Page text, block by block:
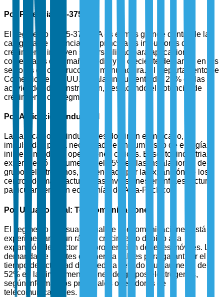
Por Potencia: 75-375 kVA
El segmento de 75-375 kVA es el más grande dentro de la
categoría de potencia. Los principales impulsores del
crecimiento incluyen su versatilidad para aplicaciones
comerciales de tamaño medio y la creciente demanda en los
sectores de construcción y manufactura. El Departamento de
Comercio de EE. UU. señala un aumento del 27% en las
actividades de construcción, destacando el potencial de
crecimiento del segmento.
Por Aplicación: Industrial
Las aplicaciones industriales dominan el mercado,
impulsadas por la necesidad de un suministro de energía
ininterrumpido en operaciones críticas. El sector industrial
experimentó un aumento del 45% en las instalaciones de
grupos electrógenos, influenciado por la expansión de los
centros de manufactura y las inversiones en infraestructura,
particularmente en economías de Asia-Pacífico.
Por Usuario Final: Telecomunicaciones
El segmento de usuario final de telecomunicaciones está
experimentando un rápido crecimiento debido a la
expansión del sector y la proliferación de redes móviles. La
demanda de fuentes de energía fiables para garantizar el
tiempo de actividad de la red ha llevado a un aumento del
52% en las implementaciones de grupos electrógenos,
según informan los principales operadores de
telecomunicaciones.